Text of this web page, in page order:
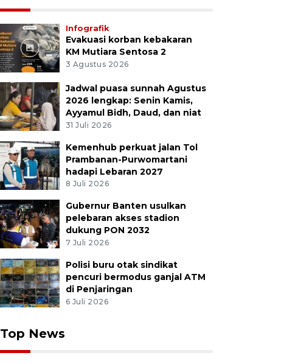
Infografik
Evakuasi korban kebakaran
KM Mutiara Sentosa 2
3 Agustus 2026
Jadwal puasa sunnah Agustus
2026 lengkap: Senin Kamis,
Ayyamul Bidh, Daud, dan niat
31 Juli 2026
Kemenhub perkuat jalan Tol
Prambanan-Purwomartani
hadapi Lebaran 2027
8 Juli 2026
Gubernur Banten usulkan
pelebaran akses stadion
dukung PON 2032
7 Juli 2026
Polisi buru otak sindikat
pencuri bermodus ganjal ATM
di Penjaringan
6 Juli 2026
Top News